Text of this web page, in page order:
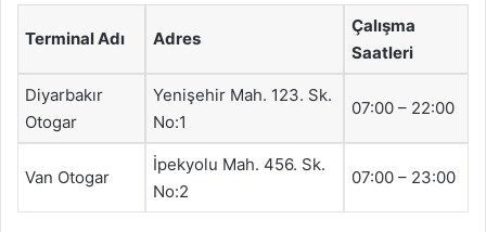
Terminal Adı Adres
Çalışma
Saatleri
Diyarbakır
Otogar
Yenişehir Mah. 123. Sk.
No:1
07:00 – 22:00
Van Otogar
İpekyolu Mah. 456. Sk.
No:2
07:00 – 23:00